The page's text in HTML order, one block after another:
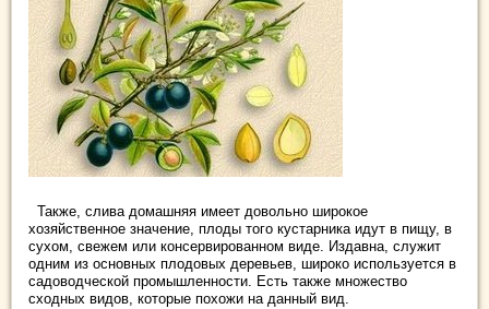
Также, слива домашняя имеет довольно широкое
хозяйственное значение, плоды того кустарника идут в пищу, в
сухом, свежем или консервированном виде. Издавна, служит
одним из основных плодовых деревьев, широко используется в
садоводческой промышленности. Есть также множество
сходных видов, которые похожи на данный вид.